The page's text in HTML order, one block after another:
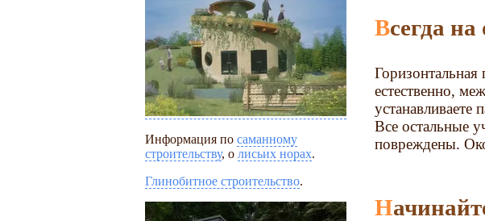
Информация по саманному
строительству, о лисьих норах.
Глинобитное строительство.
Всегда
Горизонтальная
естественно,
устанавливаете
Все остальные
повреждены.